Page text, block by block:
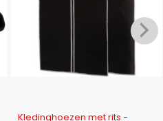
Kledinghoezen met rits -